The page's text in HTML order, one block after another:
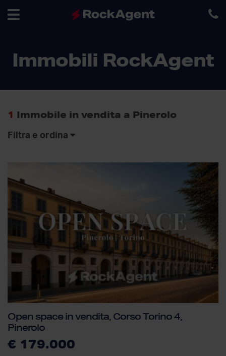
navigation
Immobili RockAgent
1 Immobile in vendita a Pinerolo
Filtra e ordina
Open space in vendita, Corso Torino 4,
Pinerolo
€ 179.000